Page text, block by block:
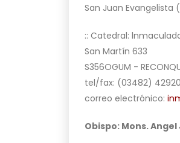
San Juan Evangelista
:: Catedral:
San Martín 633
S356OGUM -
tel/fax: (03482)
correo electrónico:
Obispo: Mons.